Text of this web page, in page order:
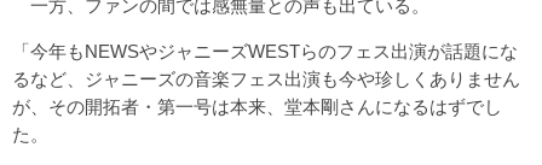
一方、ファンの間では感無量との声も出ている。
「今年もNEWSやジャニーズWESTらのフェス出演が話題にな
るなど、ジャニーズの音楽フェス出演も今や珍しくありません
が、その開拓者・第一号は本来、堂本剛さんになるはずでし
た。